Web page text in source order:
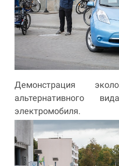
Демонстрация
альтернативного
электромобиля.